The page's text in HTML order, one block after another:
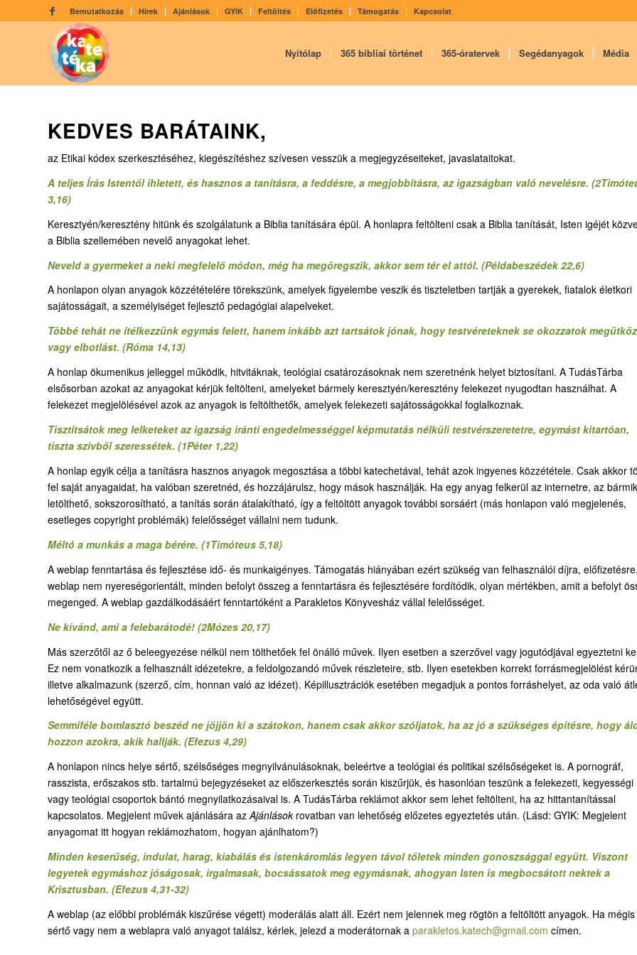
Bemutatkozás Hírek Ajánlások GYIK Feltöltés Előfizetés Támogatás Kapcsolat
Nyitólap 365 bibliai történet 365-óratervek Segédanyagok Média
KEDVES BARÁTAINK,
az Etikai kódex szerkesztéséhez, kiegészítéshez szívesen vesszük a megjegyzéseiteket, javaslataitokat.
A teljes Írás Istentől ihletett, és hasznos a tanításra, a feddésre, a megjobbításra, az igazságban való nevelésre.
3,16)
Keresztyén/keresztény hitünk és szolgálatunk a Biblia tanítására épül. A honlapra feltölteni csak a Biblia tanítását, Isten igéjét
a Biblia szellemében nevelő anyagokat lehet.
Neveld a gyermeket a neki megfelelő módon, még ha megöregszik, akkor sem tér el attól. (Példabeszédek 22,6)
A honlapon olyan anyagok közzétételére törekszünk, amelyek figyelembe veszik és tiszteletben tartják a gyerekek, fiatalok életkori
sajátosságait, a személyiséget fejlesztő pedagógiai alapelveket.
Többé tehát ne ítélkezzünk egymás felett, hanem inkább azt tartsátok jónak, hogy testvéreteknek se okozzatok
vagy elbotlást. (Róma 14,13)
A honlap ökumenikus jelleggel működik, hitvitáknak, teológiai csatározásoknak nem szeretnénk helyet biztosítani. A TudásTárba
elsősorban azokat az anyagokat kérjük feltölteni, amelyeket bármely keresztyén/keresztény felekezet nyugodtan használhat. A
felekezet megjelölésével azok az anyagok is feltölthetők, amelyek felekezeti sajátosságokkal foglalkoznak.
Tisztítsátok meg lelketeket az igazság iránti engedelmességgel képmutatás nélküli testvérszeretetre, egymást kitartóan,
tiszta szívből szeressétek. (1Péter 1,22)
A honlap egyik célja a tanításra hasznos anyagok megosztása a többi katechetával, tehát azok ingyenes közzététele. Csak akkor
fel saját anyagaidat, ha valóban szeretnéd, és hozzájárulsz, hogy mások használják. Ha egy anyag felkerül az internetre, az
letölthető, sokszorosítható, a tanítás során átalakítható, így a feltöltött anyagok további sorsáért (más honlapon való megjelenés,
esetleges copyright problémák) felelősséget vállalni nem tudunk.
Méltó a munkás a maga bérére. (1Timóteus 5,18)
A weblap fenntartása és fejlesztése idő- és munkaigényes. Támogatás hiányában ezért szükség van felhasználói díjra,
weblap nem nyereségorientált, minden befolyt összeg a fenntartásra és fejlesztésére fordítódik, olyan mértékben, amit a befolyt
megenged. A weblap gazdálkodásáért fenntartóként a Parakletos Könyvesház vállal felelősséget.
Ne kívánd, ami a felebarátodé! (2Mózes 20,17)
Más szerzőtől az ő beleegyezése nélkül nem tölthetőek fel önálló művek. Ilyen esetben a szerzővel vagy jogutódjával egyeztetni
Ez nem vonatkozik a felhasznált idézetekre, a feldolgozandó művek részleteire, stb. Ilyen esetekben korrekt forrásmegjelölést
illetve alkalmazunk (szerző, cím, honnan való az idézet). Képillusztrációk esetében megadjuk a pontos forráshelyet, az oda való
lehetőségével együtt.
Semmiféle bomlasztó beszéd ne jöjjön ki a szátokon, hanem csak akkor szóljatok, ha az jó a szükséges építésre, hogy
hozzon azokra, akik hallják. (Efezus 4,29)
A honlapon nincs helye sértő, szélsőséges megnyilvánulásoknak, beleértve a teológiai és politikai szélsőségeket is. A pornográf,
rasszista, erőszakos stb. tartalmú bejegyzéseket az előszerkesztés során kiszűrjük, és hasonlóan teszünk a felekezeti, kegyességi
vagy teológiai csoportok bántó megnyilatkozásaival is. A TudásTárba reklámot akkor sem lehet feltölteni, ha az hittantanítással
kapcsolatos. Megjelent művek ajánlására azAjánlásokrovatban van lehetőség előzetes egyeztetés után. (Lásd: GYIK: Megjelent
anyagomat itt hogyan reklámozhatom, hogyan ajánlhatom?)
Minden keserűség, indulat, harag, kiabálás és istenkáromlás legyen távol tőletek minden gonoszsággal együtt. Viszont
legyetek egymáshoz jóságosak, irgalmasak, bocsássatok meg egymásnak, ahogyan Isten is megbocsátott nektek a
Krisztusban. (Efezus 4,31-32)
A weblap (az előbbi problémák kiszűrése végett) moderálás alatt áll. Ezért nem jelennek meg rögtön a feltöltött anyagok. Ha mégis
sértő vagy nem a weblapra való anyagot találsz, kérlek, jelezd a moderátornak a parakletos.katech@gmail.com címen.